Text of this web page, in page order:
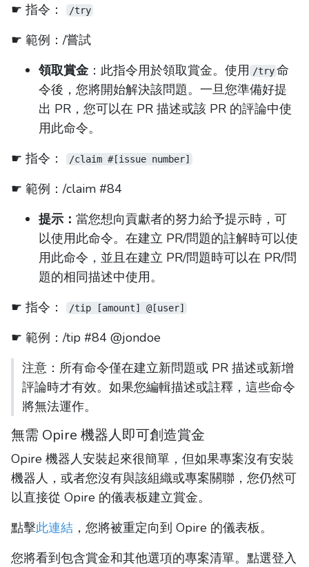
☛ 指令：
/try
☛ 範例：/嘗試
領取賞金：此指令用於領取賞金。使用 /try 命
令後，您將開始解決該問題。一旦您準備好提
出 PR，您可以在 PR 描述或該 PR 的評論中使
用此命令。
☛ 指令：
/claim #[issue number]
☛ 範例：/claim #84
提示： 當您想向貢獻者的努力給予提示時，可
以使用此命令。在建立 PR/問題的註解時可以使
用此命令，並且在建立 PR/問題時可以在 PR/問
題的相同描述中使用。
☛ 指令：
/tip [amount] @[user]
☛ 範例：/tip #84 @jondoe
注意：所有命令僅在建立新問題或 PR 描述或新增
評論時才有效。如果您編輯描述或註釋，這些命令
將無法運作。
無需 Opire 機器人即可創造賞金
Opire 機器人安裝起來很簡單，但如果專案沒有安裝
機器人，或者您沒有與該組織或專案關聯，您仍然可
以直接從 Opire 的儀表板建立賞金。
點擊此連結 ，您將被重定向到 Opire 的儀表板。
您將看到包含賞金和其他選項的專案清單。點選登入